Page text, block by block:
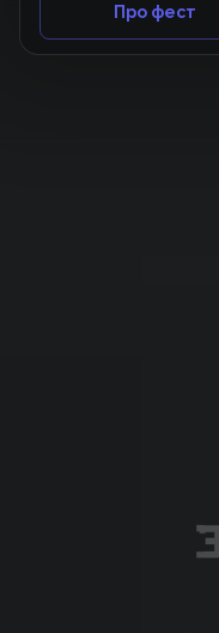
крутих
Підтримати
Про фест